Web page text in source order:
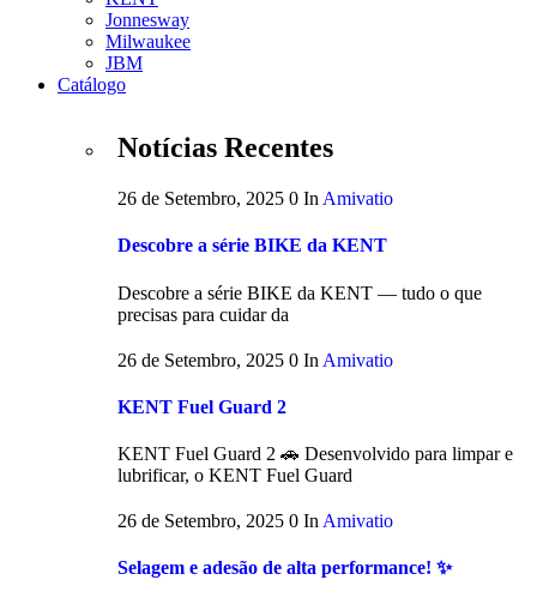
Jonnesway
Milwaukee
JBM
Catálogo
Notícias Recentes
26 de Setembro, 2025 0 In Amivatio
Descobre a série BIKE da KENT
Descobre a série BIKE da KENT — tudo o que
precisas para cuidar da
26 de Setembro, 2025 0 In Amivatio
KENT Fuel Guard 2
KENT Fuel Guard 2 🚗 Desenvolvido para limpar e
lubrificar, o KENT Fuel Guard
26 de Setembro, 2025 0 In Amivatio
Selagem e adesão de alta performance! ✨